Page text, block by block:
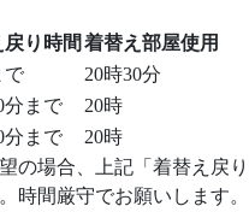
り時間 着替え部屋使用
で
20時30分
分まで
20時
分まで
20時
の場合、上記「着替え戻り
時間厳守でお願いします。